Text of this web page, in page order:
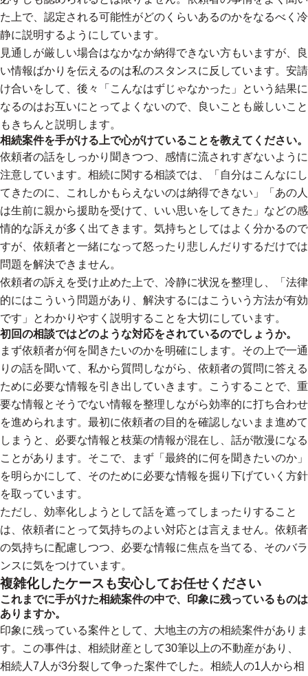
た上で、認定される可能性がどのくらいあるのかをなるべく冷
静に説明するようにしています。
見通しが厳しい場合はなかなか納得できない方もいますが、良
い情報ばかりを伝えるのは私のスタンスに反しています。安請
け合いをして、後々「こんなはずじゃなかった」という結果に
なるのはお互いにとってよくないので、良いことも厳しいこと
もきちんと説明します。
相続案件を手がける上で心がけていることを教えてください。
依頼者の話をしっかり聞きつつ、感情に流されすぎないように
注意しています。相続に関する相談では、「自分はこんなにし
てきたのに、これしかもらえないのは納得できない」「あの人
は生前に親から援助を受けて、いい思いをしてきた」などの感
情的な訴えが多く出てきます。気持ちとしてはよく分かるので
すが、依頼者と一緒になって怒ったり悲しんだりするだけでは
問題を解決できません。
依頼者の訴えを受け止めた上で、冷静に状況を整理し、「法律
的にはこういう問題があり、解決するにはこういう方法が有効
です」とわかりやすく説明することを大切にしています。
初回の相談ではどのような対応をされているのでしょうか。
まず依頼者が何を聞きたいのかを明確にします。その上で一通
りの話を聞いて、私から質問しながら、依頼者の質問に答える
ために必要な情報を引き出していきます。こうすることで、重
要な情報とそうでない情報を整理しながら効率的に打ち合わせ
を進められます。最初に依頼者の目的を確認しないまま進めて
しまうと、必要な情報と枝葉の情報が混在し、話が散漫になる
ことがあります。そこで、まず「最終的に何を聞きたいのか」
を明らかにして、そのために必要な情報を掘り下げていく方針
を取っています。
ただし、効率化しようとして話を遮ってしまったりすること
は、依頼者にとって気持ちのよい対応とは言えません。依頼者
の気持ちに配慮しつつ、必要な情報に焦点を当てる、そのバラ
ンスに気をつけています。
複雑化したケースも安心してお任せください
これまでに手がけた相続案件の中で、印象に残っているものは
ありますか。
印象に残っている案件として、大地主の方の相続案件がありま
す。この事件は、相続財産として30筆以上の不動産があり、
相続人7人が3分裂して争った案件でした。相続人の1人から相